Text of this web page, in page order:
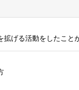
拡げる活動をしたこと